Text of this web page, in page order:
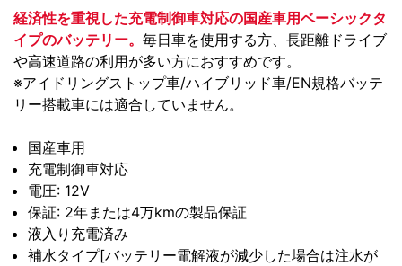
経済性を重視した充電制御車対応の国産車用ベーシックタ
イプのバッテリー。 毎日車を使用する方、長距離ドライブ
や高速道路の利用が多い方におすすめです。
※アイドリングストップ車/ハイブリッド車/EN規格バッテ
リー搭載車には適合していません。
国産車用
充電制御車対応
電圧: 12V
保証: 2年または4万kmの製品保証
液入り充電済み
補水タイプ[バッテリー電解液が減少した場合は注水が